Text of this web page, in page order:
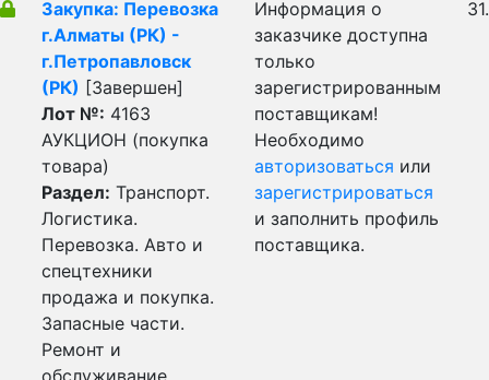
Закупка: Перевозка
г.Алматы (РК) -
г.Петропавловск
(РК) [Завершен]
Лот №: 4163
АУКЦИОН (покупка
товара)
Раздел: Транспорт.
Логистика.
Перевозка. Авто и
спецтехники
продажа и покупка.
Запасные части.
Ремонт и
обслуживание.
Информация о
заказчике доступна
только
зарегистрированным
поставщикам!
Необходимо
авторизоваться или
зарегистрироваться
и заполнить профиль
поставщика.